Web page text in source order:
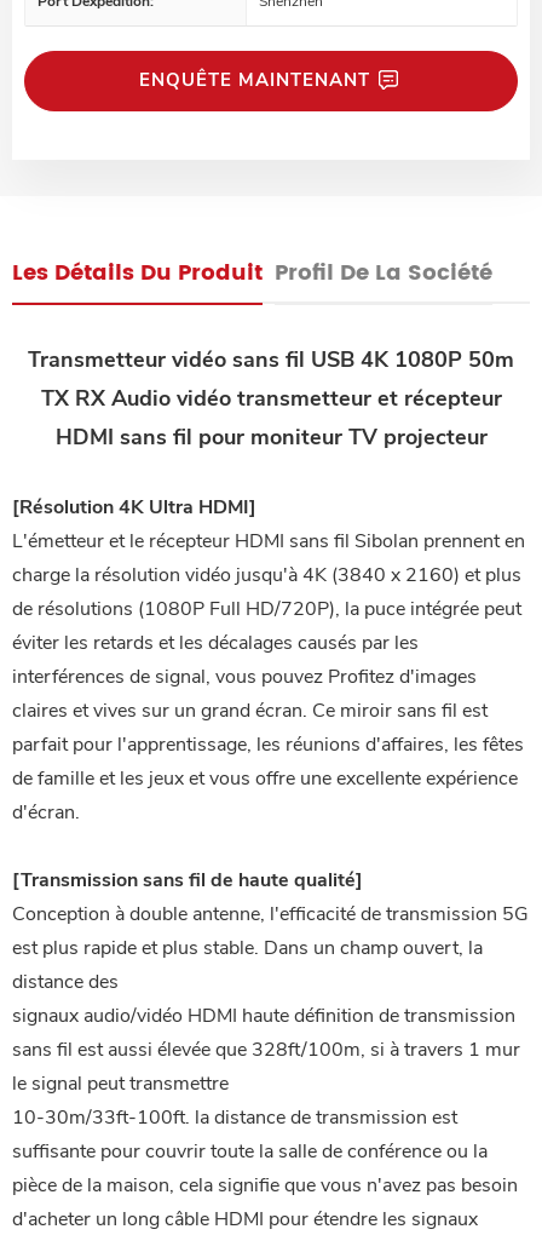
ENQUÊTE MAINTENANT
Les Détails Du Produit Profil De La Société
Transmetteur vidéo sans fil USB 4K 1080P 50m
TX RX Audio vidéo transmetteur et récepteur
HDMI sans fil pour moniteur TV projecteur
[Résolution 4K Ultra HDMI]
L'émetteur et le récepteur HDMI sans fil Sibolan prennent en
charge la résolution vidéo jusqu'à 4K (3840 x 2160) et plus
de résolutions (1080P Full HD/720P), la puce intégrée peut
éviter les retards et les décalages causés par les
interférences de signal, vous pouvez Profitez d'images
claires et vives sur un grand écran. Ce miroir sans fil est
parfait pour l'apprentissage, les réunions d'affaires, les fêtes
de famille et les jeux et vous offre une excellente expérience
d'écran.
[Transmission sans fil de haute qualité]
Conception à double antenne, l'efficacité de transmission 5G
est plus rapide et plus stable. Dans un champ ouvert, la
distance des
signaux audio/vidéo HDMI haute définition de transmission
sans fil est aussi élevée que 328ft/100m, si à travers 1 mur
le signal peut transmettre
10-30m/33ft-100ft. la distance de transmission est
suffisante pour couvrir toute la salle de conférence ou la
pièce de la maison, cela signifie que vous n'avez pas besoin
d'acheter un long câble HDMI pour étendre les signaux